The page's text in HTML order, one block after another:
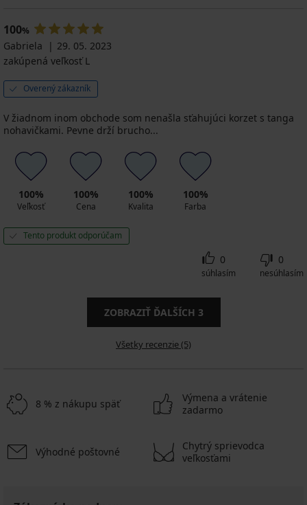
100%
Gabriela
29. 05. 2023
zakúpená veľkosť L
Overený zákazník
V žiadnom inom obchode som nenašla sťahujúci korzet s tanga
nohavičkami. Pevne drží brucho...
100%
Veľkosť
100%
Cena
100%
Kvalita
100%
Farba
Tento produkt odporúčam
0
súhlasím
0
nesúhlasím
ZOBRAZIŤ ĎALŠÍCH 3
Všetky recenzie (5)
8 % z nákupu späť
Výmena a vrátenie
zadarmo
Výhodné poštovné
Chytrý sprievodca
veľkosťami